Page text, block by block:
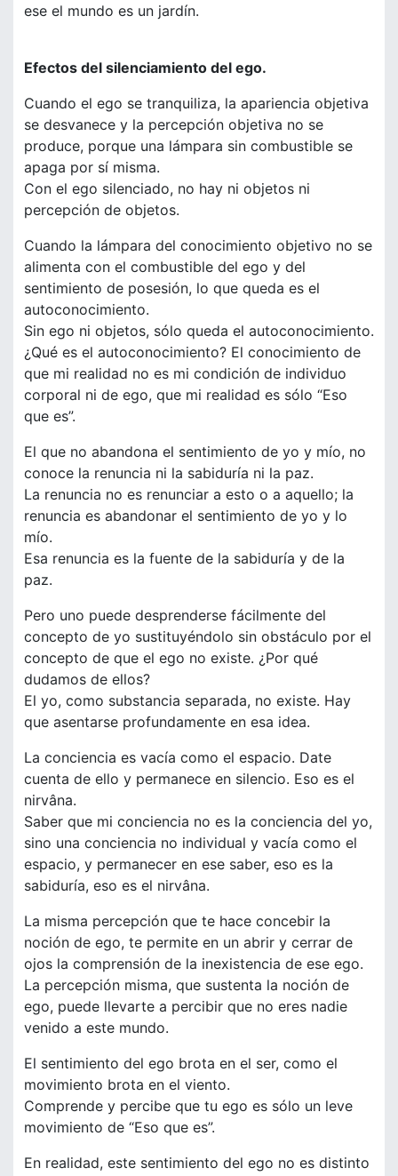
ese el mundo es un jardín.
Efectos del silenciamiento del ego.
Cuando el ego se tranquiliza, la apariencia objetiva
se desvanece y la percepción objetiva no se
produce, porque una lámpara sin combustible se
apaga por sí misma.
Con el ego silenciado, no hay ni objetos ni
percepción de objetos.
Cuando la lámpara del conocimiento objetivo no se
alimenta con el combustible del ego y del
sentimiento de posesión, lo que queda es el
autoconocimiento.
Sin ego ni objetos, sólo queda el autoconocimiento.
¿Qué es el autoconocimiento? El conocimiento de
que mi realidad no es mi condición de individuo
corporal ni de ego, que mi realidad es sólo “Eso
que es”.
El que no abandona el sentimiento de yo y mío, no
conoce la renuncia ni la sabiduría ni la paz.
La renuncia no es renunciar a esto o a aquello; la
renuncia es abandonar el sentimiento de yo y lo
mío.
Esa renuncia es la fuente de la sabiduría y de la
paz.
Pero uno puede desprenderse fácilmente del
concepto de yo sustituyéndolo sin obstáculo por el
concepto de que el ego no existe. ¿Por qué
dudamos de ellos?
El yo, como substancia separada, no existe. Hay
que asentarse profundamente en esa idea.
La conciencia es vacía como el espacio. Date
cuenta de ello y permanece en silencio. Eso es el
nirvâna.
Saber que mi conciencia no es la conciencia del yo,
sino una conciencia no individual y vacía como el
espacio, y permanecer en ese saber, eso es la
sabiduría, eso es el nirvâna.
La misma percepción que te hace concebir la
noción de ego, te permite en un abrir y cerrar de
ojos la comprensión de la inexistencia de ese ego.
La percepción misma, que sustenta la noción de
ego, puede llevarte a percibir que no eres nadie
venido a este mundo.
El sentimiento del ego brota en el ser, como el
movimiento brota en el viento.
Comprende y percibe que tu ego es sólo un leve
movimiento de “Eso que es”.
En realidad, este sentimiento del ego no es distinto